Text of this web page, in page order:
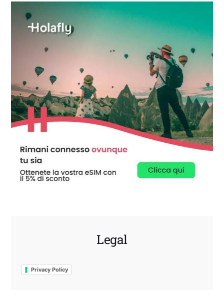
Legal
Privacy Policy